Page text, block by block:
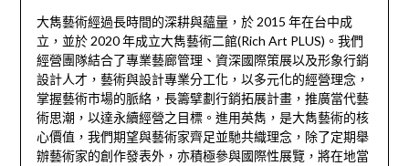
大雋藝術經過長時間的深耕與蘊量，於 2015 年在台中成
立，並於 2020 年成立大雋藝術二館(Rich Art PLUS)。我們
經營團隊結合了專業藝廊管理、資深國際策展以及形象行銷
設計人才，藝術與設計專業分工化，以多元化的經營理念，
掌握藝術市場的脈絡，長籌擘劃行銷拓展計畫，推廣當代藝
術思潮，以達永續經營之目標。進用英雋，是大雋藝術的核
心價值，我們期望與藝術家齊足並馳共織理念，除了定期舉
辦藝術家的創作發表外，亦積極參與國際性展覽，將在地當